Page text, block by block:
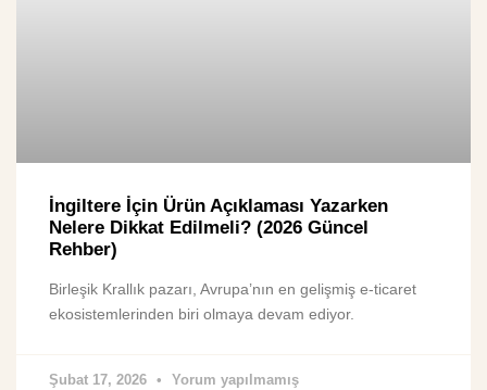
İngiltere İçin Ürün Açıklaması Yazarken
Nelere Dikkat Edilmeli? (2026 Güncel
Rehber)
Birleşik Krallık pazarı, Avrupa’nın en gelişmiş e-ticaret
ekosistemlerinden biri olmaya devam ediyor.
Şubat 17, 2026 Yorum yapılmamış